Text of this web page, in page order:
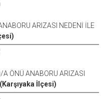
ARIZASI NEDENİ İLE
ÖNÜ ANABORU ARIZASI
(Karşıyaka İlçesi)